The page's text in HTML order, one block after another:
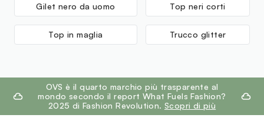
Gilet nero da uomo Top neri corti
Top in maglia Trucco glitter
footer.ariatitleOVS è il quarto marchio più trasparente al
mondo secondo il report What Fuels Fashion?
2025 di Fashion Revolution. Scopri di più